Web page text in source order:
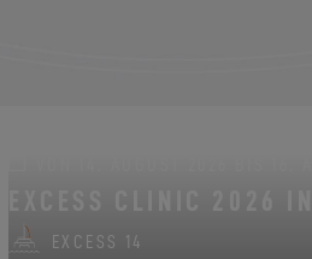
EXCESS 14